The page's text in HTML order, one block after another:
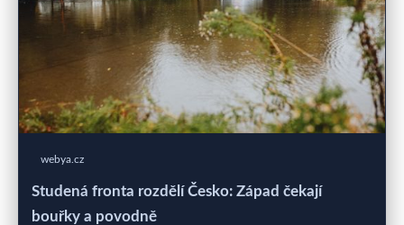
webya.cz
Studená fronta rozdělí Česko: Západ čekají
bouřky a povodně